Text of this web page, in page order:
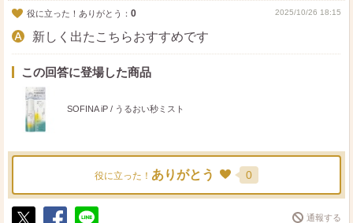
役に立った！ありがとう： 0 2025/10/26 18:15
新しく出たこちらおすすめです
この回答に登場した商品
SOFINA iP / うるおい秒ミスト
役に立った！ ありがとう 0
通報する